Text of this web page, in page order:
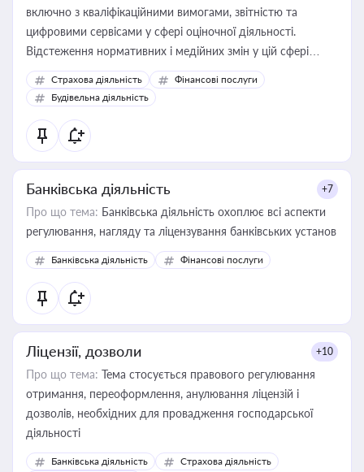
включно з кваліфікаційними вимогами, звітністю та
цифровими сервісами у сфері оціночної діяльності.
Відстеження нормативних і медійних змін у цій сфері
корисне для власника бізнесу, керівника, юриста або
бухгалтера під час оподаткування, приватизації, оренди
державного майна, корпоративних угод і перевірки
статусу суб'єктів оціночної діяльності
Страхова діяльність
Фінансові послуги
Будівельна діяльність
Банківська діяльність +7
Про що тема: Банківська діяльність охоплює всі аспекти
регулювання, нагляду та ліцензування банківських установ
Банківська діяльність Фінансові послуги
Ліцензії, дозволи +10
Про що тема: Тема стосується правового регулювання
отримання, переоформлення, анулювання ліцензій і
дозволів, необхідних для провадження господарської
діяльності
Банківська діяльність
Страхова діяльність